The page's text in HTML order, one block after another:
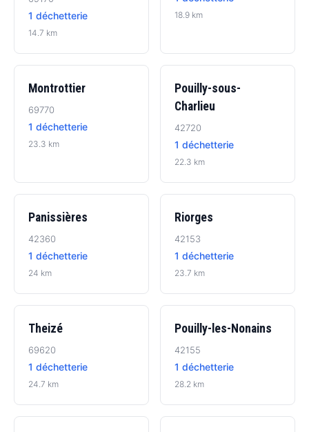
1 déchetterie
14.7 km
18.9 km
Montrottier
69770
1 déchetterie
23.3 km
Pouilly-sous-
Charlieu
42720
1 déchetterie
22.3 km
Panissières
42360
1 déchetterie
24 km
Riorges
42153
1 déchetterie
23.7 km
Theizé
69620
1 déchetterie
24.7 km
Pouilly-les-Nonains
42155
1 déchetterie
28.2 km